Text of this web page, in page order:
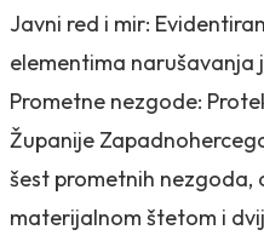
Javni red i mir:
elementima narušavanja
Prometne nezgode:
Županije
šest prometnih nezgoda,
materijalnom štetom i